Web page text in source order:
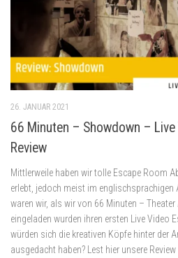
26. JANUAR 2021
66 Minuten – Showdown –
Review
Mittlerweile haben wir tolle Escape Room
erlebt, jedoch meist im
waren wir, als wir von 66 Minuten –
eingeladen wurden ihren ersten Live Video
würden sich die kreativen Köpfe hinter der
ausgedacht haben? Lest hier unsere